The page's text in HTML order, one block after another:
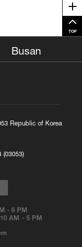
치 외계인처럼) 얼굴을
했던 만화책의 주인공인
. 맨 오른쪽 캔버스에
와 ‘자유(Liberty)’란 단
는 점을 예리하게 지
함시켰다. 사회와 인종
영웅들에 대한 그의 존
제들을 섭렵했으며 동
를 그의 그림에 가득
의 비판을 담은, 결코
TOP
Republic of Korea
-6 PM
10 AM -5 PM
Busan